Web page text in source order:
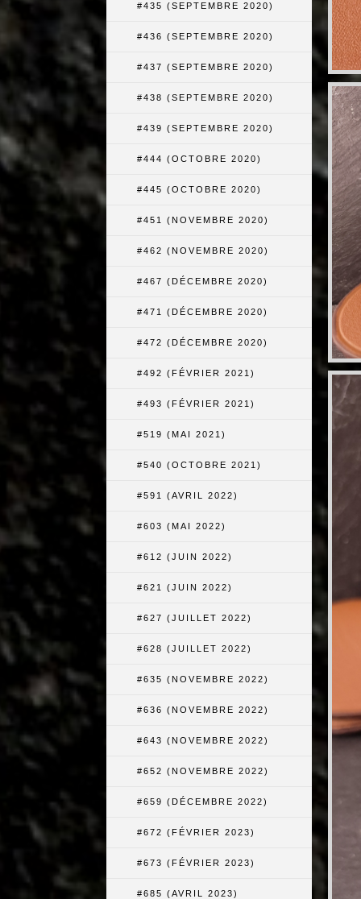
#435 (SEPTEMBRE 2020)
#436 (SEPTEMBRE 2020)
#437 (SEPTEMBRE 2020)
#438 (SEPTEMBRE 2020)
#439 (SEPTEMBRE 2020)
#444 (OCTOBRE 2020)
#445 (OCTOBRE 2020)
#451 (NOVEMBRE 2020)
#462 (NOVEMBRE 2020)
#467 (DÉCEMBRE 2020)
#471 (DÉCEMBRE 2020)
#472 (DÉCEMBRE 2020)
#492 (FÉVRIER 2021)
#493 (FÉVRIER 2021)
#519 (MAI 2021)
#540 (OCTOBRE 2021)
#591 (AVRIL 2022)
#603 (MAI 2022)
#612 (JUIN 2022)
#621 (JUIN 2022)
#627 (JUILLET 2022)
#628 (JUILLET 2022)
#635 (NOVEMBRE 2022)
#636 (NOVEMBRE 2022)
#643 (NOVEMBRE 2022)
#652 (NOVEMBRE 2022)
#659 (DÉCEMBRE 2022)
#672 (FÉVRIER 2023)
#673 (FÉVRIER 2023)
#685 (AVRIL 2023)